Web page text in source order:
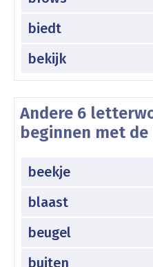
biedt
bekijk
Andere 6
beginnen met
beekje
blaast
beugel
buiten